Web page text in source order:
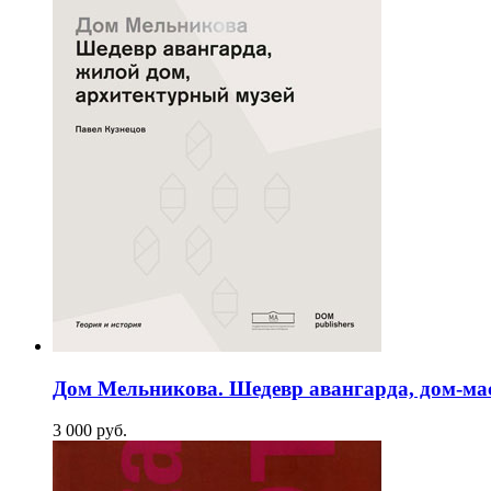
Дом Мельникова. Шедевр авангарда, дом-
3 000 pуб.